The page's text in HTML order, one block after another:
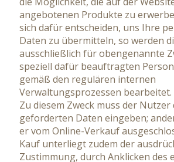
angebotenen Produkte zu
sich dafür entscheiden, uns Ihre
Daten zu übermitteln, so werden
ausschließlich für obengenannte
speziell dafür beauftragten
gemäß den regulären internen
Verwaltungsprozessen bearbeitet.
Zu diesem Zweck muss der Nutzer
geforderten Daten eingeben;
er vom Online-Verkauf
Kauf unterliegt zudem der
Zustimmung, durch Anklicken des